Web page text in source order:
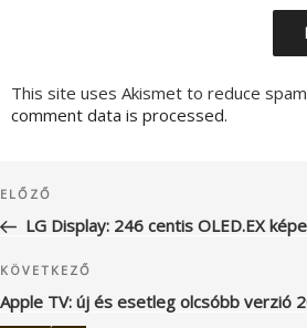
This site uses Akismet to reduce
comment data is processed.
navigáció
Korábbi
bejegyzés
ELŐZŐ
LG Display: 246 centis OLED.EX
Következő
bejegyzés
KÖVETKEZŐ
Apple TV: új és esetleg olcsóbb verzió